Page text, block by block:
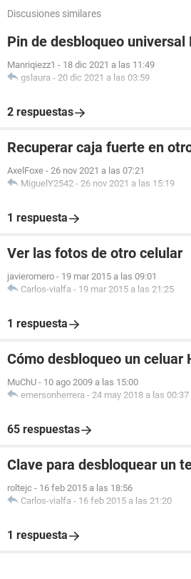
Discusiones similares
Pin de desbloqueo
Manriqiezz1 - 18 dic 2021 a las 11:49
gslaura - 20 dic 2021 a las 03:59
2 respuestas
Recuperar caja fuerte en
AxelFoxe - 26 nov 2021 a las 07:21
MiguelY2542 - 26 nov 2021 a las 15:19
1 respuesta
Ver las fotos de otro celular
javieromero - 19 mar 2015 a las 09:01
Carlos-vialfa - 19 mar 2015 a las 21:25
1 respuesta
Cómo desbloqueo un celuar
MuChU - 10 ago 2009 a las 15:00
emersonherrera - 24 may 2018 a las 00:37
65 respuestas
Clave para desbloquear un
roltejc - 16 feb 2015 a las 18:56
Carlos-vialfa - 16 feb 2015 a las 21:20
1 respuesta